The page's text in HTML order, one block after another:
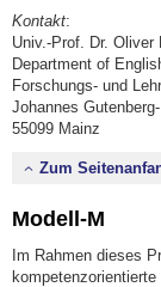
Kontakt:
Univ.-Prof. Dr. Oliver
Department of
Forschungs- und
Johannes
55099 Mainz
Zum
Modell-M
Im Rahmen dieses